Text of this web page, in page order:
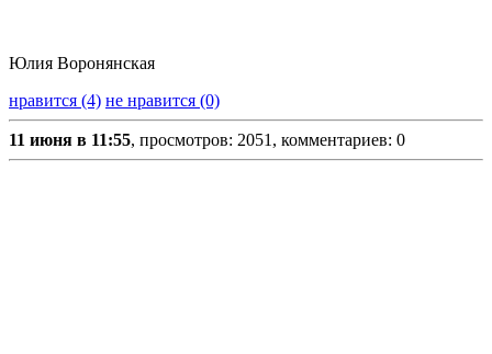
Юлия Воронянская
нравится (4) не нравится (0)
11 июня в 11:55, просмотров: 2051, комментариев: 0